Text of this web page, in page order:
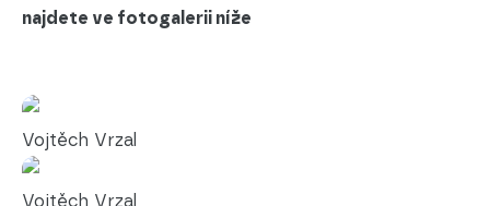
najdete ve fotogalerii níže
Vojtěch Vrzal
Vojtěch Vrzal